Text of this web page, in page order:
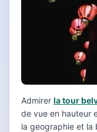
Admirer la tour
de vue en hauteur
la geographie et la